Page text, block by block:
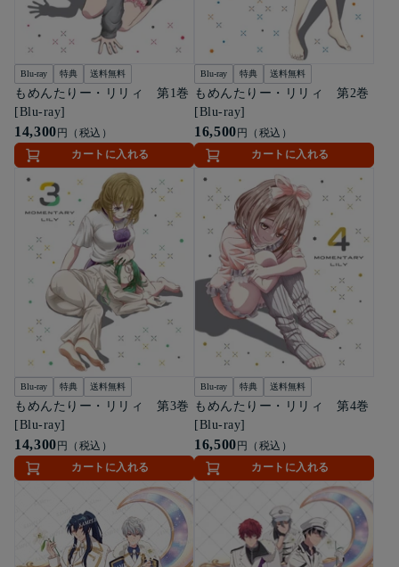
Blu-ray 特典 送料無料
もめんたりー・リリィ 第1巻
[Blu-ray]
14,300 円（税込）
カートに入れる
Blu-ray 特典 送料無料
もめんたりー・リリィ 第2巻
[Blu-ray]
16,500 円（税込）
カートに入れる
Blu-ray 特典 送料無料
もめんたりー・リリィ 第3巻
[Blu-ray]
14,300 円（税込）
カートに入れる
Blu-ray 特典 送料無料
もめんたりー・リリィ 第4巻
[Blu-ray]
16,500 円（税込）
カートに入れる